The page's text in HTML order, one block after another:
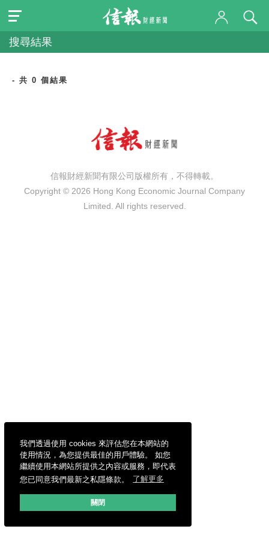
我們透過使用 cookies 來評估您在本網站的
使用情況，為您提供最佳的用戶體驗。 如您
繼續使用本網站所提供之內容或服務，即代表
您已同意我們最新之私隱條款。
了解更多
關閉
搜尋結果
- 共 0 個結果
信報財經新聞有限公司版權所有，不得轉載。
Copyright © 2026 Hong Kong Economic Journal Company
Limited. All rights reserved.